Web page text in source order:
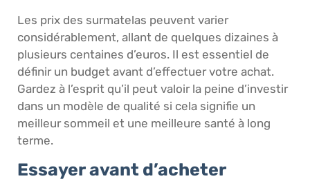
Les prix des surmatelas peuvent varier
considérablement, allant de quelques dizaines à
plusieurs centaines d’euros. Il est essentiel de
définir un budget avant d’effectuer votre achat.
Gardez à l’esprit qu’il peut valoir la peine d’investir
dans un modèle de qualité si cela signifie un
meilleur sommeil et une meilleure santé à long
terme.
Essayer avant d’acheter